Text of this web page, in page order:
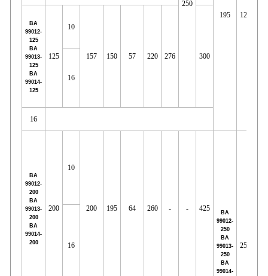
250
195 127
ВА
99012-
125
ВА
99013-
125
ВА
99014-
125
125
10
157 150 57 220 276 300
16
16
ВА
99012-
200
ВА
99013-
200
ВА
99014-
200
200
10
200 195 64 260 - - 425
ВА
99012-
250
ВА
99013-
250
ВА
99014-
250
16